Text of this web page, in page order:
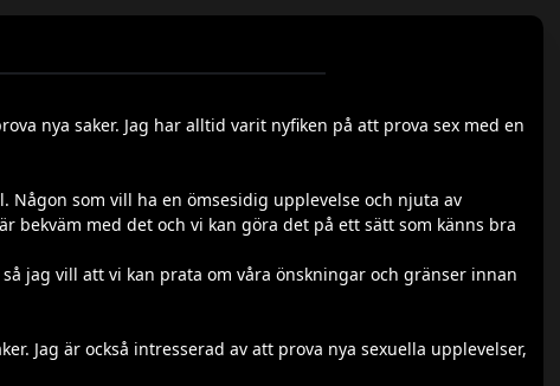
nya saker. Jag har alltid varit nyfiken på att prova sex med en
Någon som vill ha en ömsesidig upplevelse och njuta av
bekväm med det och vi kan göra det på ett sätt som känns bra
jag vill att vi kan prata om våra önskningar och gränser innan
Jag är också intresserad av att prova nya sexuella upplevelser,